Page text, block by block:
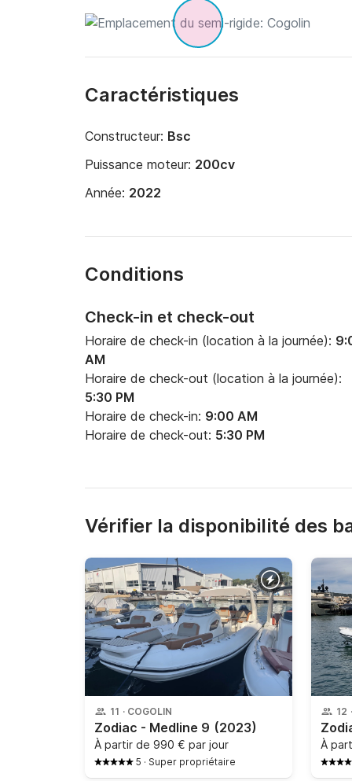
Caractéristiques
Constructeur: Bsc
Puissance moteur: 200cv
Année: 2022
Conditions
Check-in et check-out
Horaire de check-in (location à la journée):
AM
Horaire de check-out (location à la journée):
5:30 PM
Horaire de check-in: 9:00 AM
Horaire de check-out: 5:30 PM
Vérifier la disponibilité des
11 · COGOLIN
Zodiac - Medline 9 (2023)
À partir de 990 € par jour
5 · Super propriétaire
12 ·
À